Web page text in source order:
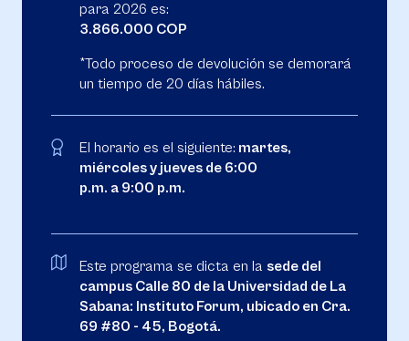
para 2026 es:
3.866.000 COP
*Todo proceso de devolución se demorará
un tiempo de 20 días hábiles.
El horario es el siguiente: martes,
miércoles y jueves de 6:00
p.m. a 9:00 p.m.
Este programa se dicta en la sede del
campus Calle 80 de la Universidad de La
Sabana: Instituto Forum, ubicado en Cra.
69 #80 - 45, Bogotá.